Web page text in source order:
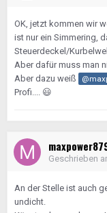
OK, jetzt kommen wir
ist nur ein Simmering,
Steuerdeckel/
Aber dafür muss man
Aber dazu weiß
Profi.... 😃
Geschrieben
An der Stelle ist auch
undicht.